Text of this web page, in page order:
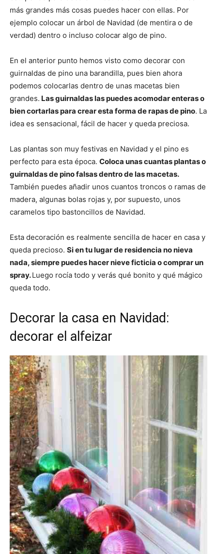
más grandes más cosas puedes hacer con ellas. Por
ejemplo colocar un árbol de Navidad (de mentira o de
verdad) dentro o incluso colocar algo de pino.
En el anterior punto hemos visto como decorar con
guirnaldas de pino una barandilla, pues bien ahora
podemos colocarlas dentro de unas macetas bien
grandes. Las guirnaldas las puedes acomodar enteras o
bien cortarlas para crear esta forma de rapas de pino. La
idea es sensacional, fácil de hacer y queda preciosa.
Las plantas son muy festivas en Navidad y el pino es
perfecto para esta época. Coloca unas cuantas plantas o
guirnaldas de pino falsas dentro de las macetas.
También puedes añadir unos cuantos troncos o ramas de
madera, algunas bolas rojas y, por supuesto, unos
caramelos tipo bastoncillos de Navidad.
Esta decoración es realmente sencilla de hacer en casa y
queda precioso. Si en tu lugar de residencia no nieva
nada, siempre puedes hacer nieve ficticia o comprar un
spray.Luego rocía todo y verás qué bonito y qué mágico
queda todo.
Decorar la casa en Navidad:
decorar el alfeizar